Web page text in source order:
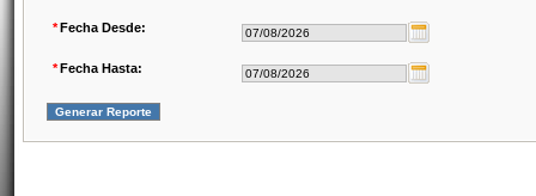
*Fecha Desde:
*Fecha Hasta: